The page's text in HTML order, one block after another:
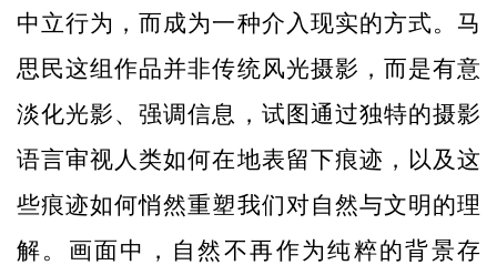
中立行为，而成为一种介入现实的方式。马
思民这组作品并非传统风光摄影，而是有意
淡化光影、强调信息，试图通过独特的摄影
语言审视人类如何在地表留下痕迹，以及这
些痕迹如何悄然重塑我们对自然与文明的理
解。画面中，自然不再作为纯粹的背景存